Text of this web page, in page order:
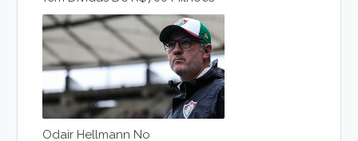
Odair Hellmann No